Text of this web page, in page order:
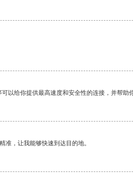
以给你提供最高速度和安全性的连接，并帮助
准，让我能够快速到达目的地。